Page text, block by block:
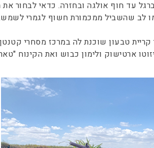
עד חוף אולגה ובחזרה. כדאי
לב שהשביל ממכמורת חשוף לגמרי
קריית טבעון שוכנת לה במרכז מסחרי
ארטישוק ולימון כבוש ואת הקינוח